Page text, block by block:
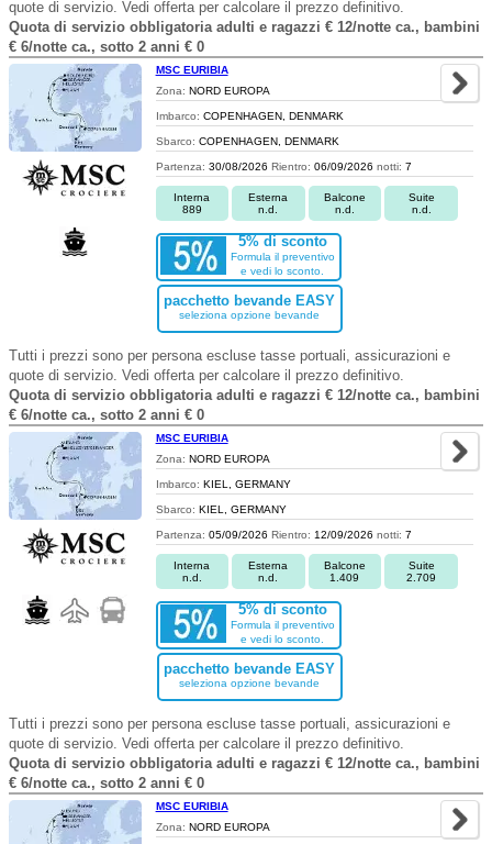
quote di servizio. Vedi offerta per calcolare il prezzo definitivo.
Quota di servizio obbligatoria adulti e ragazzi € 12/notte ca., bambini
€ 6/notte ca., sotto 2 anni € 0
MSC EURIBIA
Zona: NORD EUROPA
Imbarco: COPENHAGEN, DENMARK
Sbarco: COPENHAGEN, DENMARK
Partenza: 30/08/2026 Rientro: 06/09/2026 notti: 7
Interna
889
Esterna
n.d.
Balcone
n.d.
Suite
n.d.
5% di sconto
Formula il preventivo
e vedi lo sconto.
pacchetto bevande EASY
seleziona opzione bevande
Tutti i prezzi sono per persona escluse tasse portuali, assicurazioni e
quote di servizio. Vedi offerta per calcolare il prezzo definitivo.
Quota di servizio obbligatoria adulti e ragazzi € 12/notte ca., bambini
€ 6/notte ca., sotto 2 anni € 0
MSC EURIBIA
Zona: NORD EUROPA
Imbarco: KIEL, GERMANY
Sbarco: KIEL, GERMANY
Partenza: 05/09/2026 Rientro: 12/09/2026 notti: 7
Interna
n.d.
Esterna
n.d.
Balcone
1.409
Suite
2.709
5% di sconto
Formula il preventivo
e vedi lo sconto.
pacchetto bevande EASY
seleziona opzione bevande
Tutti i prezzi sono per persona escluse tasse portuali, assicurazioni e
quote di servizio. Vedi offerta per calcolare il prezzo definitivo.
Quota di servizio obbligatoria adulti e ragazzi € 12/notte ca., bambini
€ 6/notte ca., sotto 2 anni € 0
MSC EURIBIA
Zona: NORD EUROPA